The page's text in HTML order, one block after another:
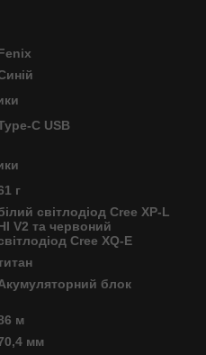
C USB
г
світлодіод Cree XP-L
V2 та червоний
Cree XQ-E
блок
м
мм